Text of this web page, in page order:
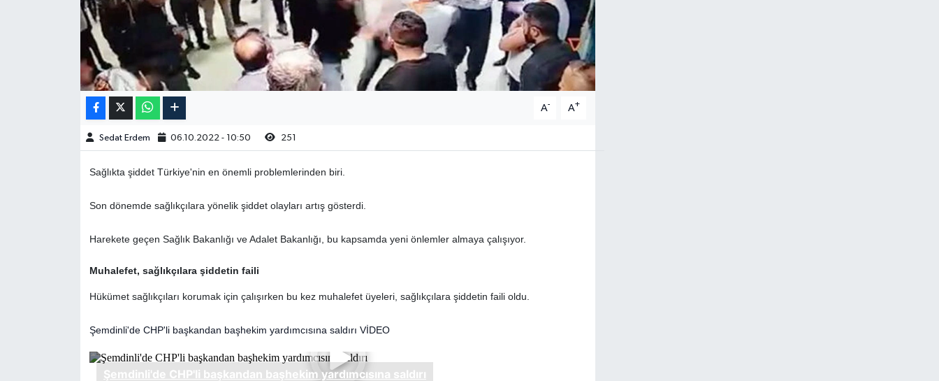
A- A+
Sedat Erdem 06.10.2022 - 10:50 251
Sağlıkta şiddet Türkiye'nin en önemli problemlerinden biri.
Son dönemde sağlıkçılara yönelik şiddet olayları artış gösterdi.
Harekete geçen Sağlık Bakanlığı ve Adalet Bakanlığı, bu kapsamda yeni önlemler almaya çalışıyor.
Muhalefet, sağlıkçılara şiddetin faili
Hükümet sağlıkçıları korumak için çalışırken bu kez muhalefet üyeleri, sağlıkçılara şiddetin faili oldu.
Şemdinli'de CHP'li başkandan başhekim yardımcısına saldırı VİDEO